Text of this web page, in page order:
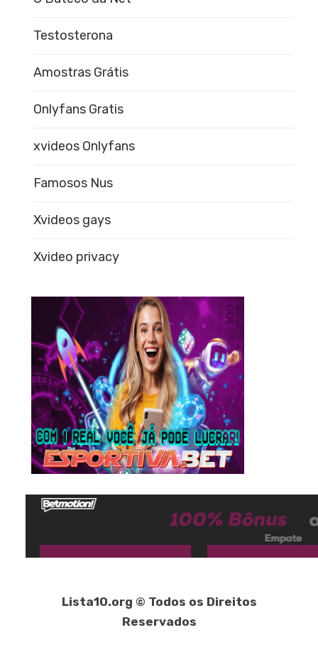
Testosterona
Amostras Grátis
Onlyfans Gratis
xvideos Onlyfans
Famosos Nus
Xvideos gays
Xvideo privacy
Lista10.org © Todos os Direitos
Reservados